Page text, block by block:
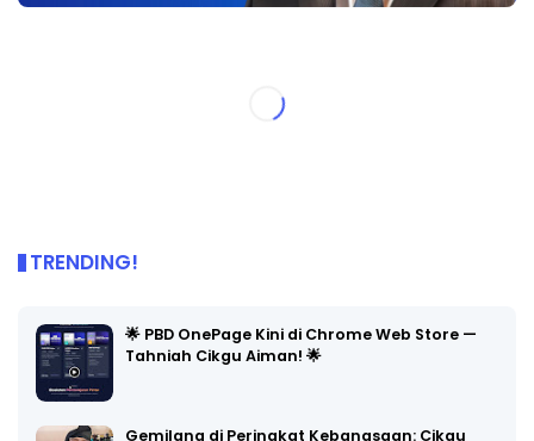
TRENDING!
🌟 PBD OnePage Kini di Chrome Web Store —
Tahniah Cikgu Aiman! 🌟
Gemilang di Peringkat Kebangsaan: Cikgu